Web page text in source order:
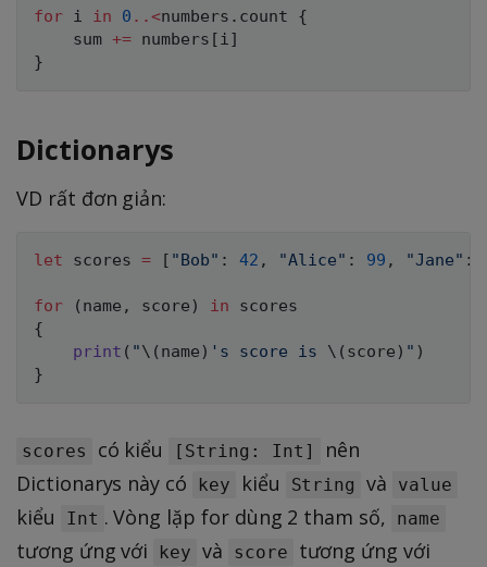
for i in 0 ..<numbers . count {
    sum
+= numbers [i]
}
Dictionarys
VD rất đơn giản:
let scores = [ "Bob" : 42 , "Alice" : 99 , "Jane" :
for ( name , score ) in
{
print ( "\( name ) 's score is \( score ) " )
}
scores có kiểu [String: Int]
nên
Dictionarys này có
key kiểu String và value
kiểu Int . Vòng lặp for dùng 2 tham số, name
tương ứng với key và score tương ứng với